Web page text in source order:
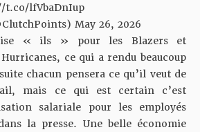
t.co/lfVbaDnIup
May 26, 2026
« ils » pour les Blazers et
ce qui a rendu beaucoup
chacun pensera ce qu’il veut de
mais ce qui est certain c’est
salariale pour les employés
la presse. Une belle économie